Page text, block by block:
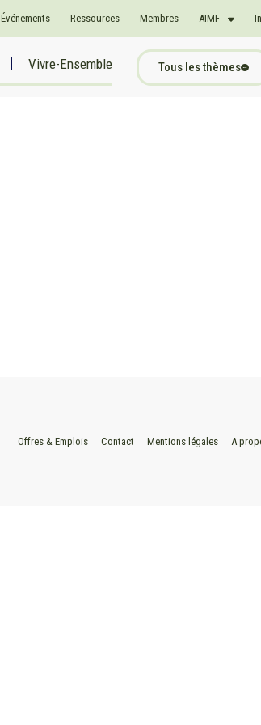
Événements Ressources Membres AIMF
Vivre-Ensemble Tous les thèmes
Offres & Emplois Contact Mentions légales A